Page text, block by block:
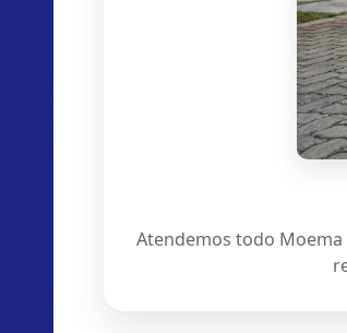
Atendemos todo